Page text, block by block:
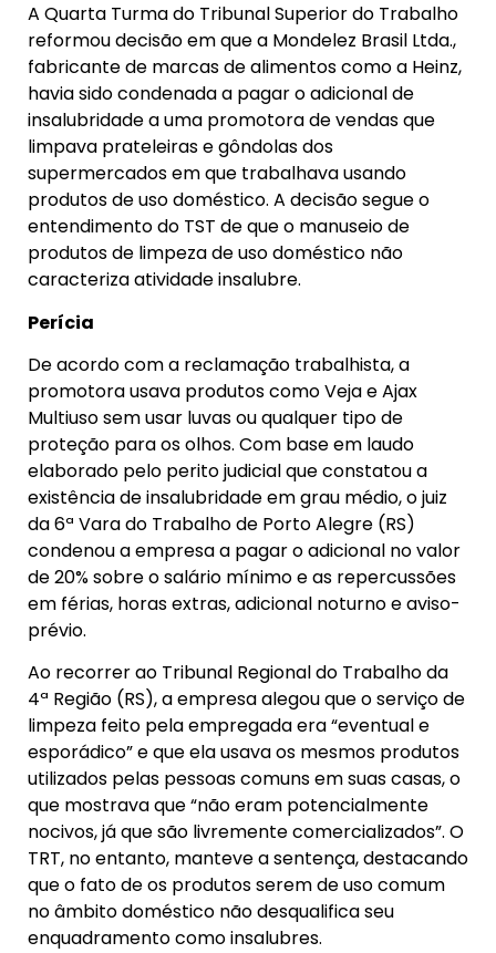
A Quarta Turma do Tribunal Superior do Trabalho
reformou decisão em que a Mondelez Brasil Ltda.,
fabricante de marcas de alimentos como a Heinz,
havia sido condenada a pagar o adicional de
insalubridade a uma promotora de vendas que
limpava prateleiras e gôndolas dos
supermercados em que trabalhava usando
produtos de uso doméstico. A decisão segue o
entendimento do TST de que o manuseio de
produtos de limpeza de uso doméstico não
caracteriza atividade insalubre.
Perícia
De acordo com a reclamação trabalhista, a
promotora usava produtos como Veja e Ajax
Multiuso sem usar luvas ou qualquer tipo de
proteção para os olhos. Com base em laudo
elaborado pelo perito judicial que constatou a
existência de insalubridade em grau médio, o juiz
da 6ª Vara do Trabalho de Porto Alegre (RS)
condenou a empresa a pagar o adicional no valor
de 20% sobre o salário mínimo e as repercussões
em férias, horas extras, adicional noturno e aviso-
prévio.
Ao recorrer ao Tribunal Regional do Trabalho da
4ª Região (RS), a empresa alegou que o serviço de
limpeza feito pela empregada era “eventual e
esporádico” e que ela usava os mesmos produtos
utilizados pelas pessoas comuns em suas casas, o
que mostrava que “não eram potencialmente
nocivos, já que são livremente comercializados”. O
TRT, no entanto, manteve a sentença, destacando
que o fato de os produtos serem de uso comum
no âmbito doméstico não desqualifica seu
enquadramento como insalubres.